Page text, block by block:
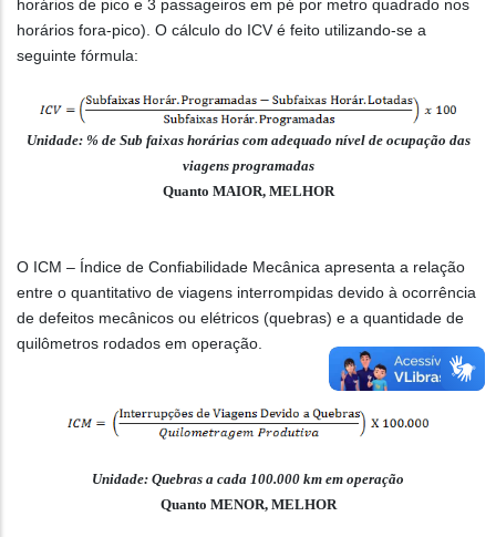
horários de pico e 3 passageiros em pé por metro quadrado nos
horários fora-pico). O cálculo do ICV é feito utilizando-se a
seguinte fórmula:
Unidade: % de Sub faixas horárias com adequado nível de ocupação das
viagens programadas
Quanto MAIOR, MELHOR
O ICM – Índice de Confiabilidade Mecânica apresenta a relação
entre o quantitativo de viagens interrompidas devido à ocorrência
de defeitos mecânicos ou elétricos (quebras) e a quantidade de
quilômetros rodados em operação.
Unidade: Quebras a cada 100.000 km em operação
Quanto MENOR, MELHOR